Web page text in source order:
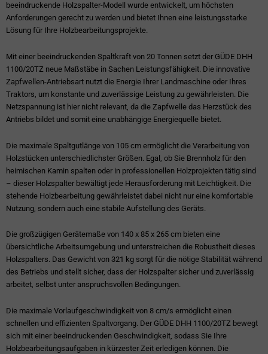
beeindruckende Holzspalter-Modell wurde entwickelt, um höchsten
Anforderungen gerecht zu werden und bietet Ihnen eine leistungsstarke
Lösung für Ihre Holzbearbeitungsprojekte.
Mit einer beeindruckenden Spaltkraft von 20 Tonnen setzt der GÜDE DHH
1100/20TZ neue Maßstäbe in Sachen Leistungsfähigkeit. Die innovative
Zapfwellen-Antriebsart nutzt die Energie Ihrer Landmaschine oder Ihres
Traktors, um konstante und zuverlässige Leistung zu gewährleisten. Die
Netzspannung ist hier nicht relevant, da die Zapfwelle das Herzstück des
Antriebs bildet und somit eine unabhängige Energiequelle bietet.
Die maximale Spaltgutlänge von 105 cm ermöglicht die Verarbeitung von
Holzstücken unterschiedlichster Größen. Egal, ob Sie Brennholz für den
heimischen Kamin spalten oder in professionellen Holzprojekten tätig sind
– dieser Holzspalter bewältigt jede Herausforderung mit Leichtigkeit. Die
stehende Holzbearbeitung gewährleistet dabei nicht nur eine komfortable
Nutzung, sondern auch eine stabile Aufstellung des Geräts.
Die großzügigen Gerätemaße von 140 x 85 x 265 cm bieten eine
übersichtliche Arbeitsumgebung und unterstreichen die Robustheit dieses
Holzspalters. Das Gewicht von 321 kg sorgt für die nötige Stabilität während
des Betriebs und stellt sicher, dass der Holzspalter sicher und zuverlässig
arbeitet, selbst unter anspruchsvollen Bedingungen.
Die maximale Vorlaufgeschwindigkeit von 8 cm/s ermöglicht einen
schnellen und effizienten Spaltvorgang. Der GÜDE DHH 1100/20TZ bewegt
sich mit einer beeindruckenden Geschwindigkeit, sodass Sie Ihre
Holzbearbeitungsaufgaben in kürzester Zeit erledigen können. Die